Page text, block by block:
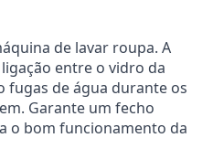
de lavar roupa. A
entre o vidro da
fugas de água durante os
Garante um fecho
o bom funcionamento da